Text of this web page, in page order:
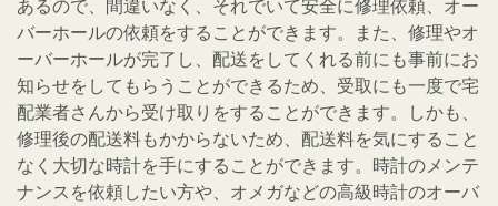
あるので、間違いなく、それでいて安全に修理依頼、オー
バーホールの依頼をすることができます。また、修理やオ
ーバーホールが完了し、配送をしてくれる前にも事前にお
知らせをしてもらうことができるため、受取にも一度で宅
配業者さんから受け取りをすることができます。しかも、
修理後の配送料もかからないため、配送料を気にすること
なく大切な時計を手にすることができます。時計のメンテ
ナンスを依頼したい方や、オメガなどの高級時計のオーバ